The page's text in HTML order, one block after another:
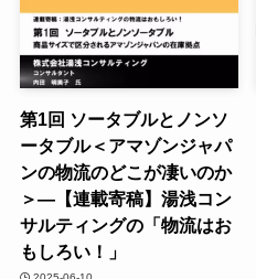
第1回 ソータブルとノンソ
ータブル＜アマゾンジャパ
ンの物流のどこが凄いのか
＞―【連載寄稿】湯浅コン
サルティングの「物流はお
もしろい！」